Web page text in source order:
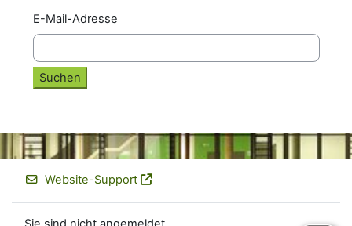
E-Mail-Adresse
Website-Support